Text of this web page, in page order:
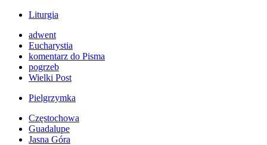
Liturgia
adwent
Eucharystia
komentarz do Pisma
pogrzeb
Wielki Post
Pielgrzymka
Częstochowa
Guadalupe
Jasna Góra